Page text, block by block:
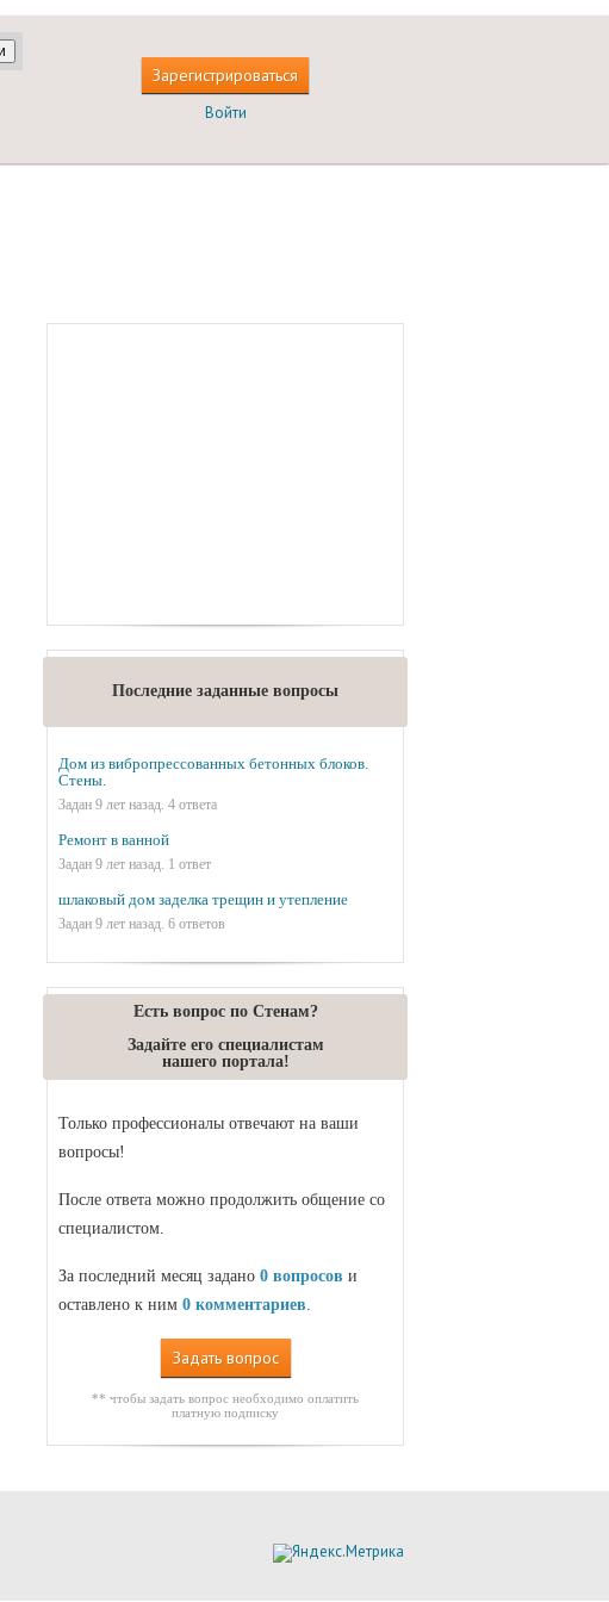
Зарегистрироваться
Войти
Последние заданные вопросы
Дом из вибропрессованных бетонных блоков.
Стены.
Задан 9 лет назад. 4 ответа
Ремонт в ванной
Задан 9 лет назад. 1 ответ
шлаковый дом заделка трещин и утепление
Задан 9 лет назад. 6 ответов
Есть вопрос по Стенам?
Задайте его специалистам
нашего портала!
Только профессионалы отвечают на ваши
вопросы!
После ответа можно продолжить общение со
специалистом.
За последний месяц задано 0 вопросов и
оставлено к ним 0 комментариев
Задать вопрос
** чтобы задать вопрос необходимо оплатить
платную подписку